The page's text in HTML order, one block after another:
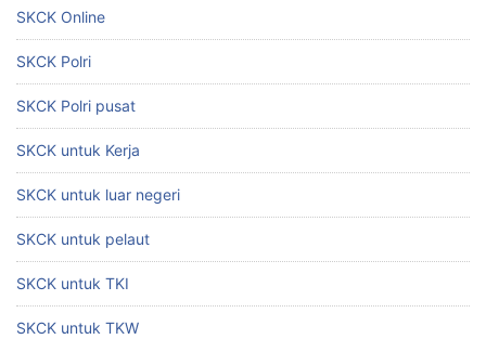
SKCK Online
SKCK Polri
SKCK Polri pusat
SKCK untuk Kerja
SKCK untuk luar negeri
SKCK untuk pelaut
SKCK untuk TKI
SKCK untuk TKW